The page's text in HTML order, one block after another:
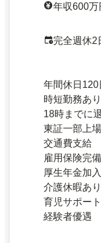
年収600万
完全週休2
年間休日120
時短勤務あり
18時までに
東証一部上
交通費支給
雇用保険完備
厚生年金加入
介護休暇あり
育児サポー
経験者優遇